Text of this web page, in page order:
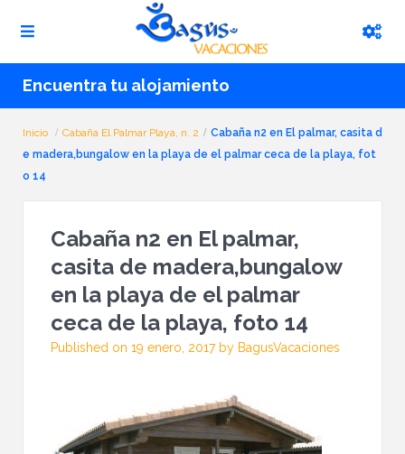
Encuentra tu alojamiento
Inicio Cabaña El Palmar Playa, n. 2
Cabaña n2 en El palmar, casita d
e madera,bungalow en la playa de el palmar ceca de la playa, fot
o 14
Cabaña n2 en El palmar,
casita de madera,bungalow
en la playa de el palmar
ceca de la playa, foto 14
Published on 19 enero, 2017 by BagusVacaciones